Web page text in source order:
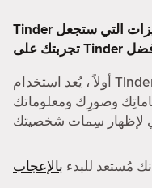
Tinder مليء بميزات مُمتعة. إليك بعض الميزات التي ستجعل
وصورِك ومعلوماتك
مُستعد للبدء بالإعجاب